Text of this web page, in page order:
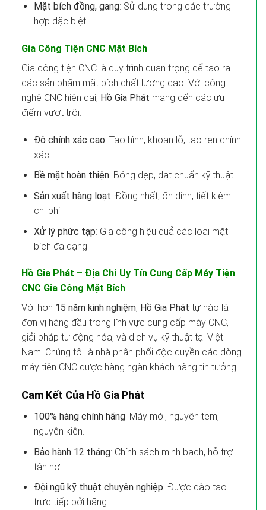
Mặt bích đồng, gang: Sử dụng trong các trường
hợp đặc biệt.
Gia Công Tiện CNC Mặt Bích
Gia công tiện CNC là quy trình quan trọng để tạo ra
các sản phẩm mặt bích chất lượng cao. Với công
nghệ CNC hiện đại, Hồ Gia Phát mang đến các ưu
điểm vượt trội:
Độ chính xác cao: Tạo hình, khoan lỗ, tạo ren chính
xác.
Bề mặt hoàn thiện: Bóng đẹp, đạt chuẩn kỹ thuật.
Sản xuất hàng loạt: Đồng nhất, ổn định, tiết kiệm
chi phí.
Xử lý phức tạp: Gia công hiệu quả các loại mặt
bích đa dạng.
Hồ Gia Phát – Địa Chỉ Uy Tín Cung Cấp Máy Tiện
CNC Gia Công Mặt Bích
Với hơn 15 năm kinh nghiệm, Hồ Gia Phát tự hào là
đơn vị hàng đầu trong lĩnh vực cung cấp máy CNC,
giải pháp tự động hóa, và dịch vụ kỹ thuật tại Việt
Nam. Chúng tôi là nhà phân phối độc quyền các dòng
máy tiện CNC được hàng ngàn khách hàng tin tưởng.
Cam Kết Của Hồ Gia Phát
100% hàng chính hãng: Máy mới, nguyên tem,
nguyên kiện.
Bảo hành 12 tháng: Chính sách minh bạch, hỗ trợ
tận nơi.
Đội ngũ kỹ thuật chuyên nghiệp: Được đào tạo
trực tiếp bởi hãng.